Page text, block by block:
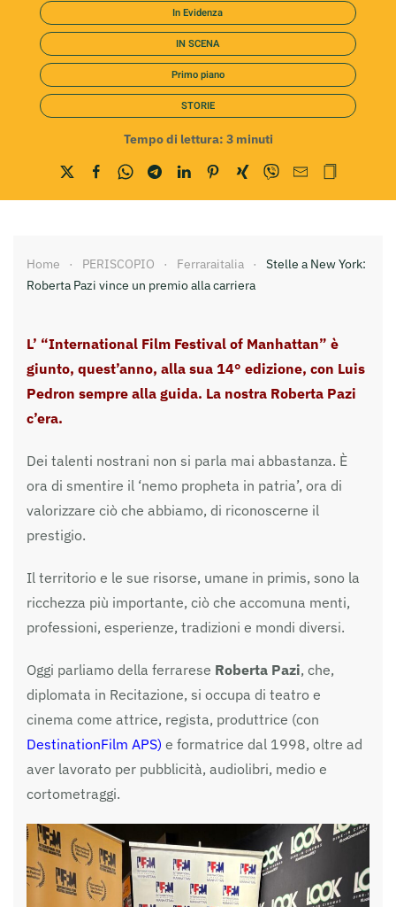
In Evidenza
IN SCENA
Primo piano
STORIE
Tempo di lettura: 3 minuti
Home PERISCOPIO Ferraraitalia
Stelle a New York:
Roberta Pazi vince un premio alla carriera
L’ “International Film Festival of Manhattan” è
giunto, quest’anno, alla sua 14° edizione, con Luis
Pedron sempre alla guida. La nostra Roberta Pazi
c’era.
Dei talenti nostrani non si parla mai abbastanza. È
ora di smentire il ‘nemo propheta in patria’, ora di
valorizzare ciò che abbiamo, di riconoscerne il
prestigio.
Il territorio e le sue risorse, umane in primis, sono la
ricchezza più importante, ciò che accomuna menti,
professioni, esperienze, tradizioni e mondi diversi.
Oggi parliamo della ferrarese Roberta Pazi, che,
diplomata in Recitazione, si occupa di teatro e
cinema come attrice, regista, produttrice (con
DestinationFilm APS) e formatrice dal 1998, oltre ad
aver lavorato per pubblicità, audiolibri, medio e
cortometraggi.